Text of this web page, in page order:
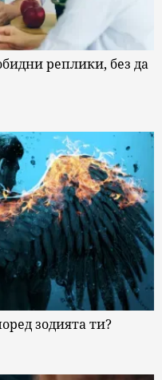
реплики, без да
зодията ти?